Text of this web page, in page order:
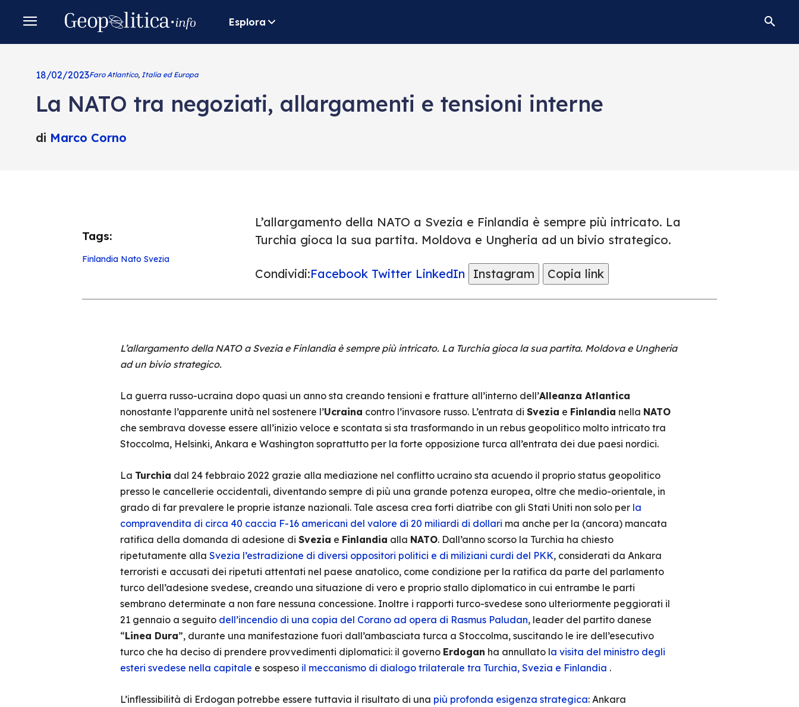
Esplora
18/02/2023Faro Atlantico, Italia ed Europa
La NATO tra negoziati, allargamenti e tensioni interne
di Marco Corno
Tags:
Finlandia Nato Svezia
L’allargamento della NATO a Svezia e Finlandia è sempre più intricato. La
Turchia gioca la sua partita. Moldova e Ungheria ad un bivio strategico.
Condividi:Facebook Twitter LinkedIn Instagram Copia link
L’allargamento della NATO a Svezia e Finlandia è sempre più intricato. La Turchia gioca la sua partita. Moldova e Ungheria
ad un bivio strategico.
La guerra russo-ucraina dopo quasi un anno sta creando tensioni e fratture all’interno dell’Alleanza Atlantica
nonostante l’apparente unità nel sostenere l’Ucraina contro l’invasore russo. L’entrata di Svezia e Finlandia nella NATO
che sembrava dovesse essere all’inizio veloce e scontata si sta trasformando in un rebus geopolitico molto intricato tra
Stoccolma, Helsinki, Ankara e Washington soprattutto per la forte opposizione turca all’entrata dei due paesi nordici.
La Turchia dal 24 febbraio 2022 grazie alla mediazione nel conflitto ucraino sta acuendo il proprio status geopolitico
presso le cancellerie occidentali, diventando sempre di più una grande potenza europea, oltre che medio-orientale, in
grado di far prevalere le proprie istanze nazionali. Tale ascesa crea forti diatribe con gli Stati Uniti non solo per la
compravendita di circa 40 caccia F-16 americani del valore di 20 miliardi di dollari ma anche per la (ancora) mancata
ratifica della domanda di adesione di Svezia e Finlandia alla NATO. Dall’anno scorso la Turchia ha chiesto
ripetutamente alla Svezia l’estradizione di diversi oppositori politici e di miliziani curdi del PKK, considerati da Ankara
terroristi e accusati dei ripetuti attentati nel paese anatolico, come condizione per la ratifica da parte del parlamento
turco dell’adesione svedese, creando una situazione di vero e proprio stallo diplomatico in cui entrambe le parti
sembrano determinate a non fare nessuna concessione. Inoltre i rapporti turco-svedese sono ulteriormente peggiorati il
21 gennaio a seguito dell’incendio di una copia del Corano ad opera di Rasmus Paludan, leader del partito danese
“Linea Dura”, durante una manifestazione fuori dall’ambasciata turca a Stoccolma, suscitando le ire dell’esecutivo
turco che ha deciso di prendere provvedimenti diplomatici: il governo Erdogan ha annullato la visita del ministro degli
esteri svedese nella capitale e sospeso il meccanismo di dialogo trilaterale tra Turchia, Svezia e Finlandia .
L’inflessibilità di Erdogan potrebbe essere tuttavia il risultato di una più profonda esigenza strategica: Ankara